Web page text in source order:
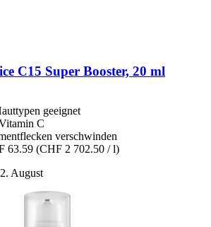
C15 Super Booster, 20 ml
geeignet
C
verschwinden
63.59 (CHF 2 702.50 / l)
August